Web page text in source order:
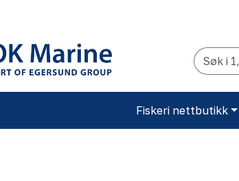
Fiskeri nettbutikk